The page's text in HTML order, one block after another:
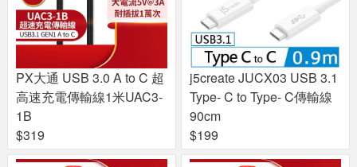
PX大通 USB 3.0 A to C 超
高速充電傳輸線1米UAC3-
1B
$319
j5create JUCX03 USB 3.1
Type- C to Type- C傳輸線
90cm
$199